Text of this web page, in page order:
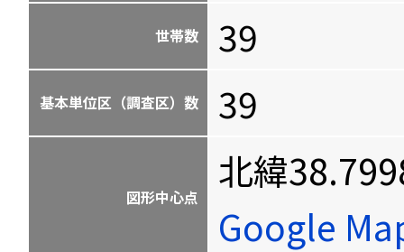
世帯数 39
基本単位区（調査区）数 39
図形中心点
北緯
Google